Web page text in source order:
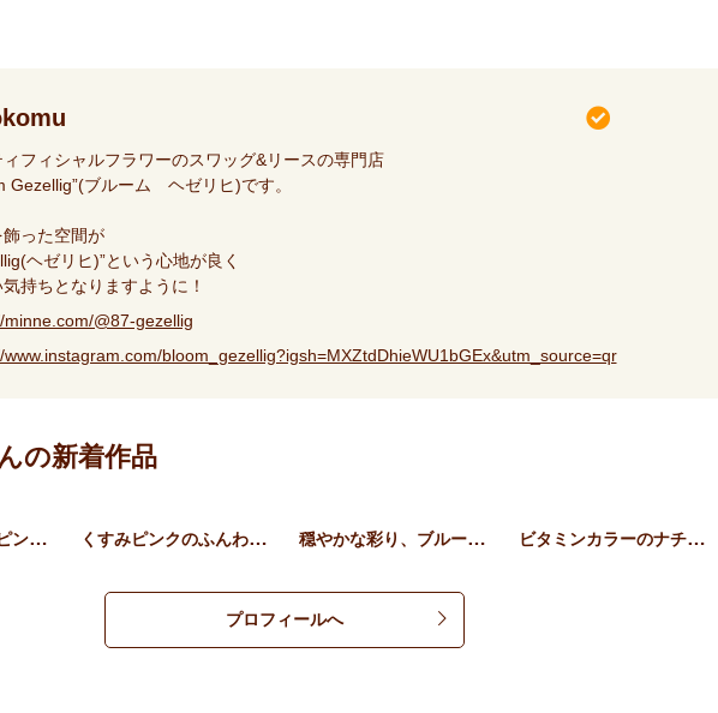
ィフィシャルフラワーのスワッグ&リースの専門店
Gezellig”(ブルーム ヘゼリヒ)です。
飾った空間が
ヘゼリヒ)”という心地が良く
持ちとなりますように！
minne.com/@87-gezellig
www.instagram.com/bloom_gezellig?igsh=MXZtdDhieWU1bGEx&utm_source=qr
の新着作品
やさしく彩る、淡ピンクのフ… くすみピンクのふんわりウェ… 穏やかな彩り、ブルーフラワ… ビタミンカラーのナチュラル…
プロフィールへ